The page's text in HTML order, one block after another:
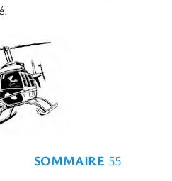
SOMMAIRE 55